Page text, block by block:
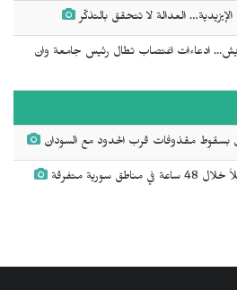
ادعاءات اغتصاب تطال رئيس جامعة وان
بسقوط مقذوفات قرب الحدود مع السودان